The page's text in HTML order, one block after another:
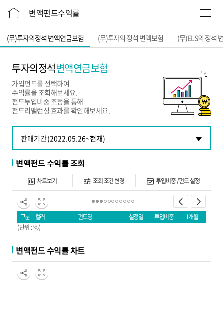
변액펀드수익률
(무)투자의정석 변액연금보험 (무)투자의 정석 변액보험 (무)ELS의 정석
투자의정석변액연금보험
가입펀드를 선택하여
수익률을 조회해보세요.
펀드투입비중 조정을 통해
펀드리밸런싱 효과를 확인해보세요.
변액펀드 수익률 조회
차트보기 조회 조건 변경 투입비중 /펀드 설정
구분 컬러 펀드명 설정일 투입비중
1개월
(단위 : %)
변액펀드 수익률 차트